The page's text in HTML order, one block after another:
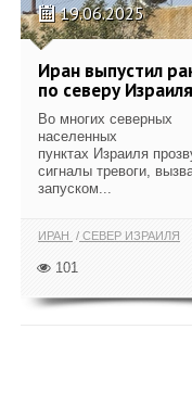
19.06.2025
Иран выпустил
по северу Израиля
Во многих северных
населенных
пунктах Израиля
сигналы тревоги,
запуском...
ИРАН СЕВЕР ИЗРАИЛЯ
101